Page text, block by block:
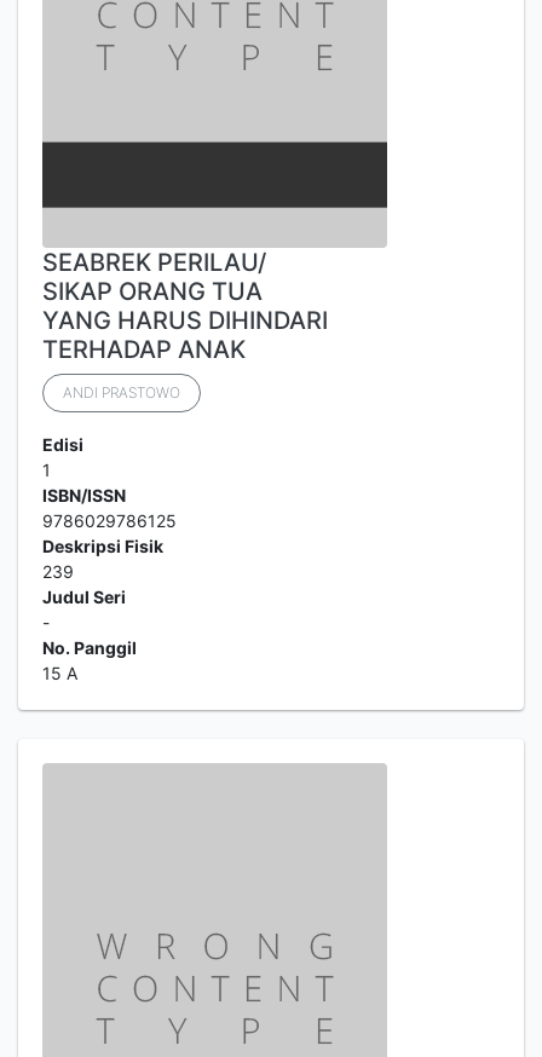
SEABREK PERILAU/
SIKAP ORANG TUA
YANG HARUS DIHINDARI
TERHADAP ANAK
ANDI PRASTOWO
Edisi
1
ISBN/ISSN
9786029786125
Deskripsi Fisik
239
Judul Seri
-
No. Panggil
15 A